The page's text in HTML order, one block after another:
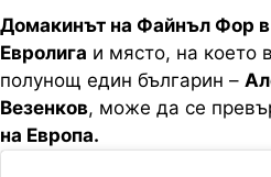
Домакинът на Файнъл Фор в
Евролига и място, на което
полунощ един българин –
Везенков, може да се
на Европа.